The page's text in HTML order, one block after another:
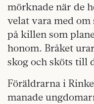
mörknade när de
velat vara med
på killen som
honom. Bråket
skog och sköts till
Föräldrarna i
manade